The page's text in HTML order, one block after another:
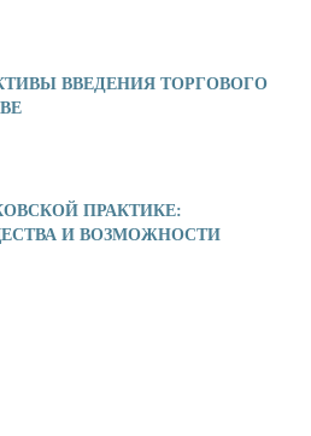
ВВЕДЕНИЯ ТОРГОВОГО
ПРАКТИКЕ:
И ВОЗМОЖНОСТИ